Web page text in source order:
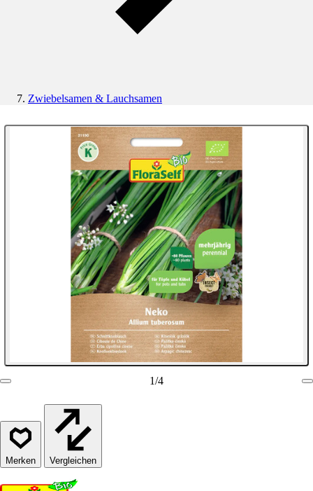
Zwiebelsamen & Lauchsamen
1/4
Vergleichen